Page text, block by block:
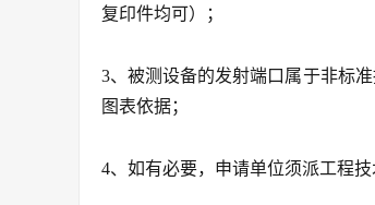
复印件均可）；
3、被测设备的发射端口属于非标
图表依据；
4、如有必要，申请单位须派工程技